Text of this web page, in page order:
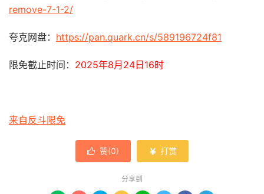
remove-7-1-2/
夸克网盘： https://pan.quark.cn/s/589196724f81
限免截止时间： 2025年8月24日16时
来自反斗限免
 赞(0)  打赏
分享到